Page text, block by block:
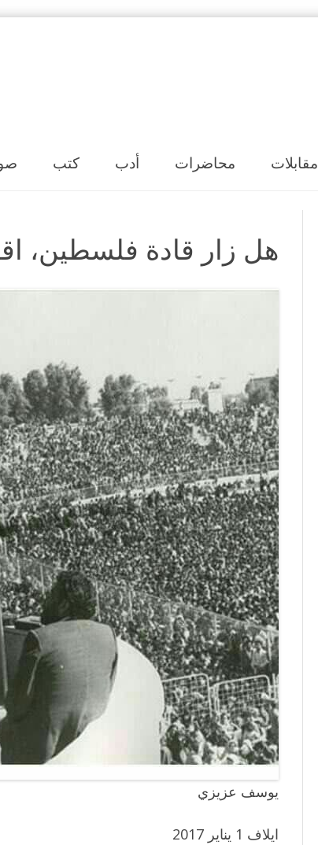
كتب أدب محاضرات مقابلات
هل زار قادة فلسطين،
يوسف عزيزي
ايلاف 1 يناير 2017